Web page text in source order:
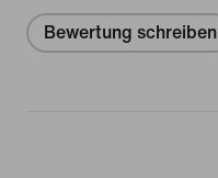
Bewertung schreiben